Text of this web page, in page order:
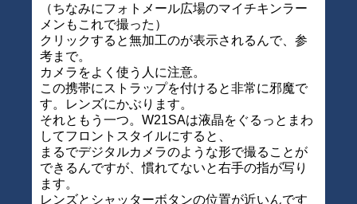
（ちなみにフォトメール広場のマイチキンラー
メンもこれで撮った）
クリックすると無加工のが表示されるんで、参
考まで。
カメラをよく使う人に注意。
この携帯にストラップを付けると非常に邪魔で
す。レンズにかぶります。
それともう一つ。W21SAは液晶をぐるっとまわ
してフロントスタイルにすると、
まるでデジタルカメラのような形で撮ることが
できるんですが、慣れてないと右手の指が写り
ます。
レンズとシャッターボタンの位置が近いんです